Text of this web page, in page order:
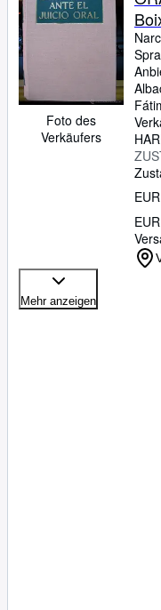
Verkäufer
Verkäufer werden
Hilfe
Foto des
Verkäufers
Mehr anzeigen